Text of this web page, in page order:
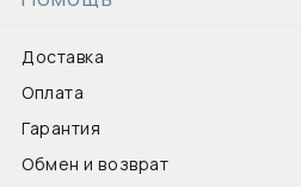
Доставка
Оплата
Гарантия
Обмен и возврат